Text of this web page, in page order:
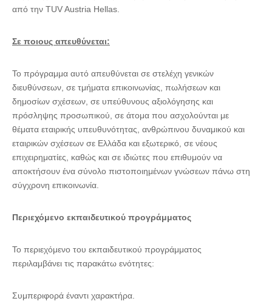
από την TUV Austria Hellas.
Σε ποιους απευθύνεται:
Το πρόγραμμα αυτό απευθύνεται σε στελέχη γενικών
διευθύνσεων, σε τμήματα επικοινωνίας, πωλήσεων και
δημοσίων σχέσεων, σε υπεύθυνους αξιολόγησης και
πρόσληψης προσωπικού, σε άτομα που ασχολούνται με
θέματα εταιρικής υπευθυνότητας, ανθρώπινου δυναμικού και
εταιρικών σχέσεων σε Ελλάδα και εξωτερικό, σε νέους
επιχειρηματίες, καθώς και σε ιδιώτες που επιθυμούν να
αποκτήσουν ένα σύνολο πιστοποιημένων γνώσεων πάνω στη
σύγχρονη επικοινωνία.
Περιεχόμενο εκπαιδευτικού προγράμματος
Το περιεχόμενο του εκπαιδευτικού προγράμματος
περιλαμβάνει τις παρακάτω ενότητες:
Συμπεριφορά έναντι χαρακτήρα.